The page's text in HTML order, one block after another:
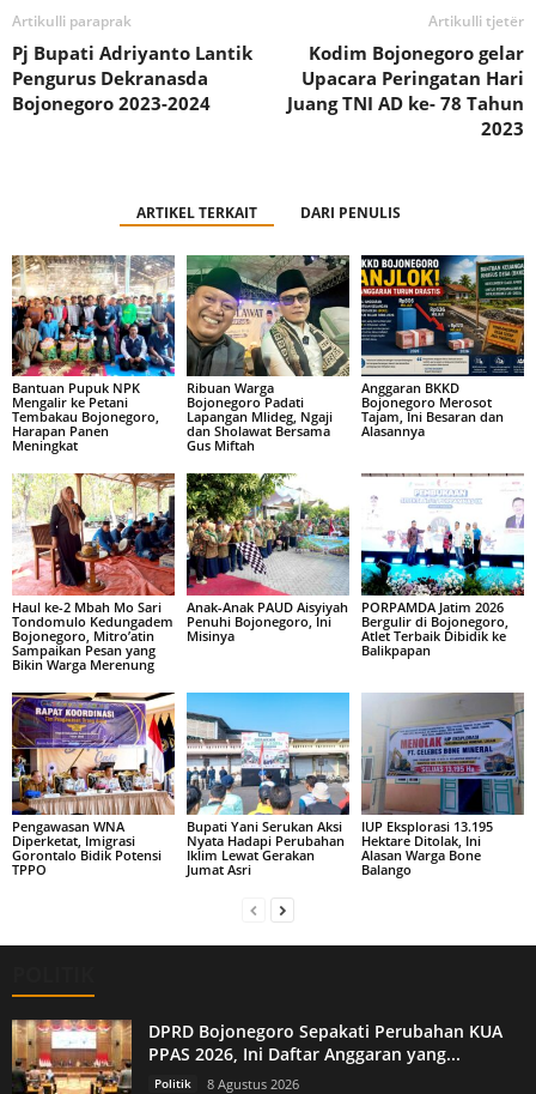
Artikulli paraprak
Pj Bupati Adriyanto Lantik
Pengurus Dekranasda
Bojonegoro 2023-2024
Artikulli tjetër
Kodim Bojonegoro gelar
Upacara Peringatan Hari
Juang TNI AD ke- 78 Tahun
2023
ARTIKEL TERKAIT DARI PENULIS
Bantuan Pupuk NPK
Mengalir ke Petani
Tembakau Bojonegoro,
Harapan Panen
Meningkat
Ribuan Warga
Bojonegoro Padati
Lapangan Mlideg, Ngaji
dan Sholawat Bersama
Gus Miftah
Anggaran BKKD
Bojonegoro Merosot
Tajam, Ini Besaran dan
Alasannya
Haul ke-2 Mbah Mo Sari
Tondomulo Kedungadem
Bojonegoro, Mitro’atin
Sampaikan Pesan yang
Bikin Warga Merenung
Anak-Anak PAUD Aisyiyah
Penuhi Bojonegoro, Ini
Misinya
PORPAMDA Jatim 2026
Bergulir di Bojonegoro,
Atlet Terbaik Dibidik ke
Balikpapan
Pengawasan WNA
Diperketat, Imigrasi
Gorontalo Bidik Potensi
TPPO
Bupati Yani Serukan Aksi
Nyata Hadapi Perubahan
Iklim Lewat Gerakan
Jumat Asri
IUP Eksplorasi 13.195
Hektare Ditolak, Ini
Alasan Warga Bone
Balango
DPRD Bojonegoro Sepakati Perubahan KUA
PPAS 2026, Ini Daftar Anggaran yang...
Politik 8 Agustus 2026